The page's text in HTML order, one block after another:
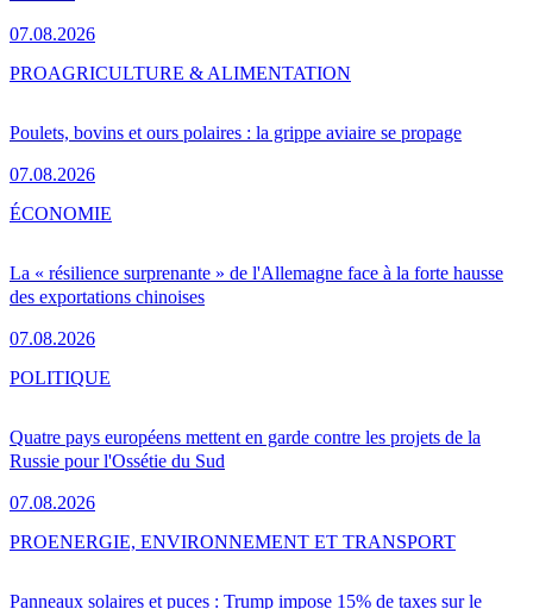
07.08.2026
Poulets, bovins et ours polaires : la grippe aviaire se propage
07.08.2026
PROAGRICULTURE & ALIMENTATION
La « résilience surprenante » de l'Allemagne face à la forte hausse
des exportations chinoises
07.08.2026
ÉCONOMIE
Quatre pays européens mettent en garde contre les projets de la
Russie pour l'Ossétie du Sud
07.08.2026
POLITIQUE
Panneaux solaires et puces : Trump impose 15% de taxes sur le
PROENERGIE, ENVIRONNEMENT ET TRANSPORT